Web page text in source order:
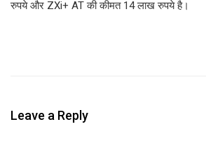
रुपये और ZXi+ AT की कीमत 14 लाख रुपये है।
Leave a Reply